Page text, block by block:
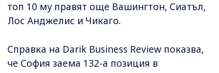
топ 10 му правят още Вашингтон, Сиатъл,
Лос Анджелис и Чикаго.
Справка на Darik Business Review показва,
че София заема 132-а позиция в